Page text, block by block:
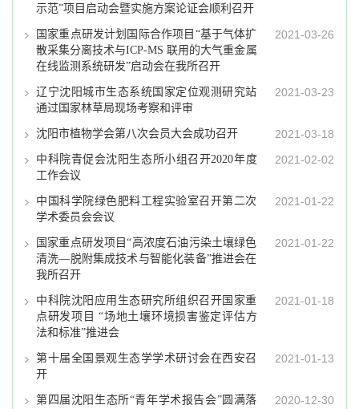
示范”项目启动会暨实施方案论证会顺利召开
2021-03-26
国家重点研发计划国际合作项目“基于气体扩
散采集分离技术与ICP-MS 联用的大气重金属
在线监测系统研发”启动会在我所召开
2021-03-23
辽宁沈阳城市生态系统国家定位观测研究站
通过国家林草局现场考察和评审
2021-03-18
沈阳市植物学会第八次会员大会成功召开
2021-02-02
中科院青促会沈阳生态所小组召开2020年度
工作会议
2021-01-22
中国科学院绿色肥料工程实验室召开第二次
学术委员会会议
2021-01-22
国家重点研发项目“高浓度石油污染土壤绿色
清洗—脱附集成技术与智能化装备”推进会在
我所召开
2021-01-18
中科院沈阳应用生态研究所组织召开国家重
点研发项目 “场地土壤环境损害鉴定评估方
法和标准”推进会
2021-01-13
第十届全国景观生态学学术研讨会在西安召
开
2020-12-30
第四届沈阳生态所“青年学术报告会”圆满落